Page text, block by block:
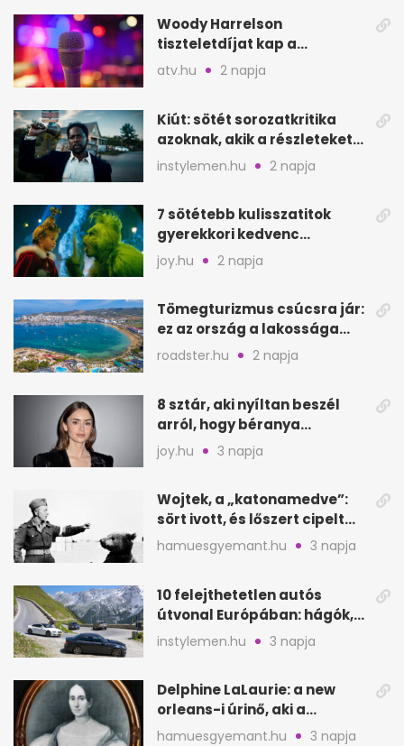
Woody Harrelson
tiszteletdíjat kap a
Szarajevói Filmfesztiválon
atv.hu 2 napja
Kiút: sötét sorozatkritika
azoknak, akik a részleteket
keresik
instylemen.hu 2 napja
7 sötétebb kulisszatitok
gyerekkori kedvenc
filmjeinkről a Joy szerint
joy.hu 2 napja
Tömegturizmus csúcsra jár:
ez az ország a lakossága
kétszeresét fogadja
roadster.hu 2 napja
8 sztár, aki nyíltan beszél
arról, hogy béranya
segítette a családalapítást
joy.hu 3 napja
Wojtek, a „katonamedve”:
sört ivott, és lőszert cipelt
Monte Cassinónál
hamuesgyemant.hu 3 napja
10 felejthetetlen autós
útvonal Európában: hágók,
partok, fjordok
instylemen.hu 3 napja
Delphine LaLaurie: a new
orleans-i úrinő, aki a
padláson kínzott
hamuesgyemant.hu 3 napja